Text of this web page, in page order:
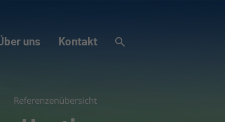
uns Kontakt
Referenzenübersicht